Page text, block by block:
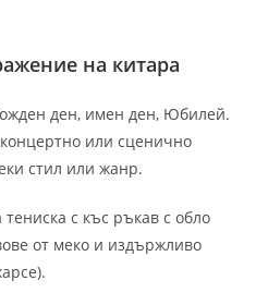
на китара
ден, имен ден, Юбилей.
или сценично
стил или жанр.
с къс ръкав с обло
от меко и издържливо